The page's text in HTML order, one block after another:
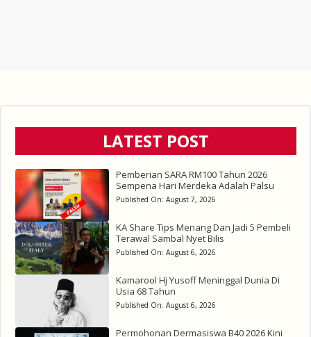
LATEST POST
Pemberian SARA RM100 Tahun 2026
Sempena Hari Merdeka Adalah Palsu
Published On: August 7, 2026
KA Share Tips Menang Dan Jadi 5 Pembeli
Terawal Sambal Nyet Bilis
Published On: August 6, 2026
Kamarool Hj Yusoff Meninggal Dunia Di
Usia 68 Tahun
Published On: August 6, 2026
Permohonan Dermasiswa B40 2026 Kini